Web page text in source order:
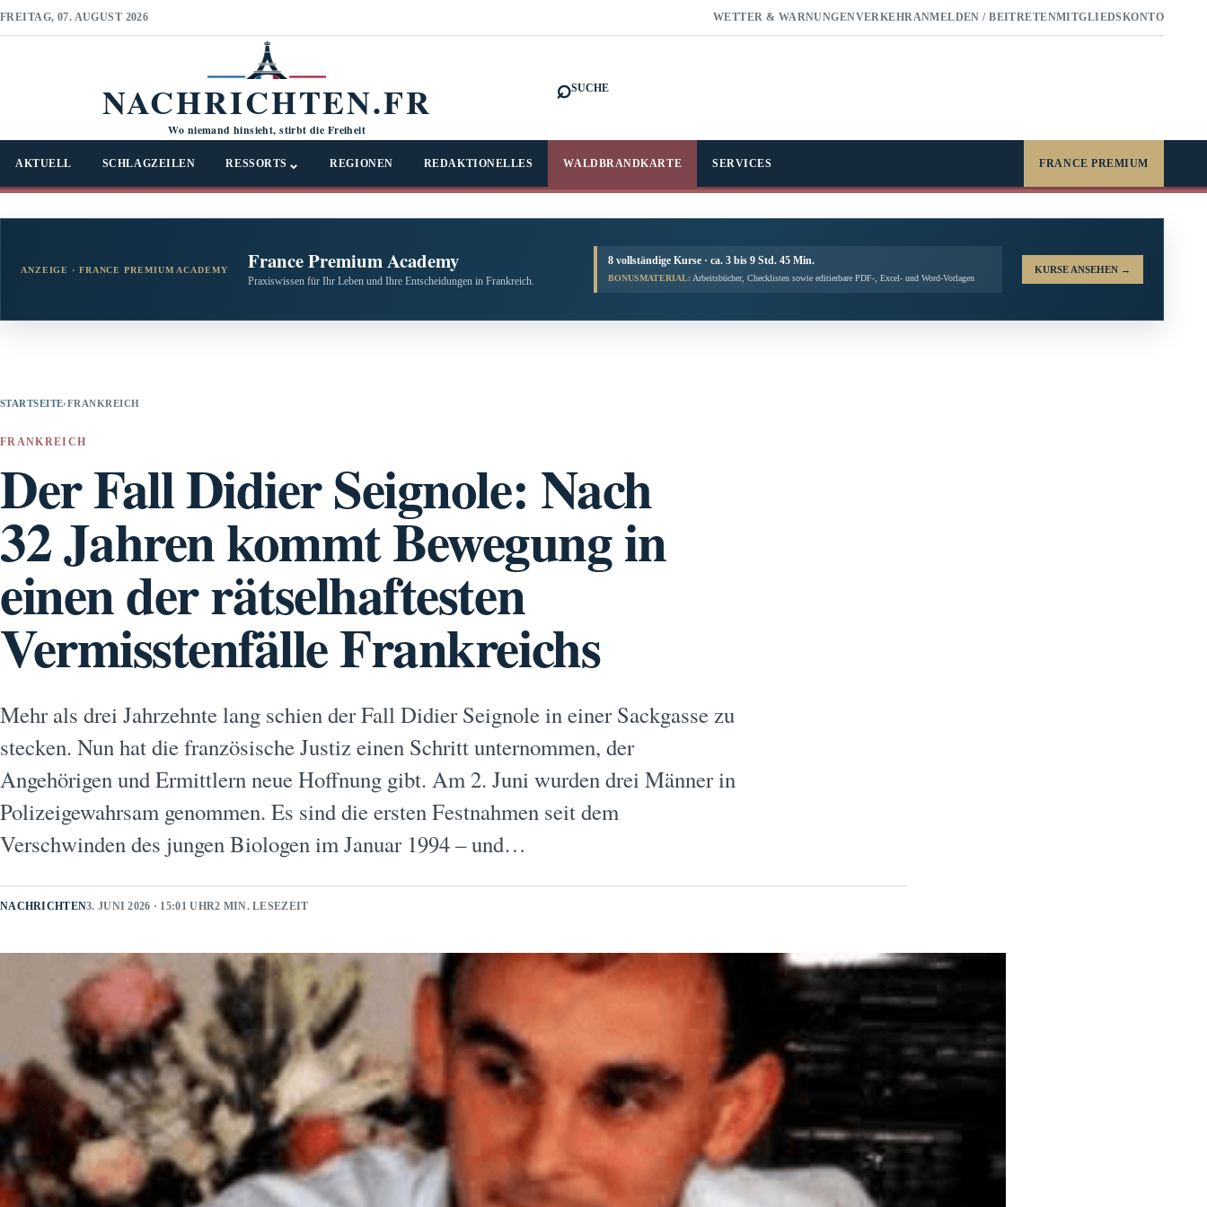
FREITAG, 07. AUGUST 2026 WETTER & WARNUNGENVERKEHRANMELDEN / BEITRETENMITGLIEDSKONTO
NACHRICHTEN.FR
Wo niemand hinsieht, stirbt die Freiheit
⌕SUCHE
AKTUELL SCHLAGZEILEN RESSORTS ⌄ REGIONEN REDAKTIONELLES WALDBRANDKARTE SERVICES FRANCE PREMIUM
ANZEIGE · FRANCE PREMIUM ACADEMY France Premium Academy
Praxiswissen für Ihr Leben und Ihre Entscheidungen in Frankreich.
8 vollständige Kurse · ca. 3 bis 9 Std. 45 Min.
BONUSMATERIAL: Arbeitsbücher, Checklisten sowie editierbare PDF-, Excel- und Word-Vorlagen
KURSE ANSEHEN →
STARTSEITE›FRANKREICH
FRANKREICH
Der Fall Didier Seignole: Nach
32 Jahren kommt Bewegung in
einen der rätselhaftesten
Vermisstenfälle Frankreichs
Mehr als drei Jahrzehnte lang schien der Fall Didier Seignole in einer Sackgasse zu
stecken. Nun hat die französische Justiz einen Schritt unternommen, der
Angehörigen und Ermittlern neue Hoffnung gibt. Am 2. Juni wurden drei Männer in
Polizeigewahrsam genommen. Es sind die ersten Festnahmen seit dem
Verschwinden des jungen Biologen im Januar 1994 – und…
NACHRICHTEN3. JUNI 2026 · 15:01 UHR2 MIN. LESEZEIT